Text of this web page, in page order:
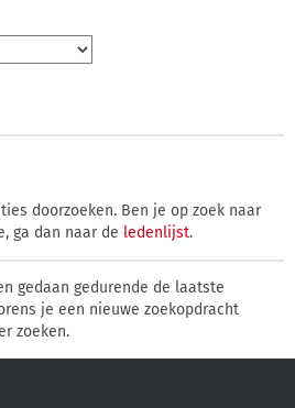
doorzoeken. Ben je op zoek naar
ga dan naar de ledenlijst.
gedaan gedurende de laatste
je een nieuwe zoekopdracht
zoeken.